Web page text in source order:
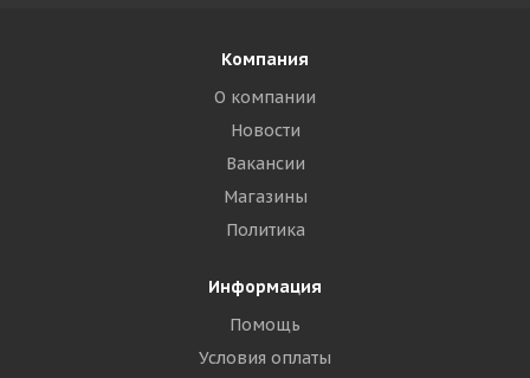
Компания
О компании
Новости
Вакансии
Магазины
Политика
Информация
Помощь
Условия оплаты